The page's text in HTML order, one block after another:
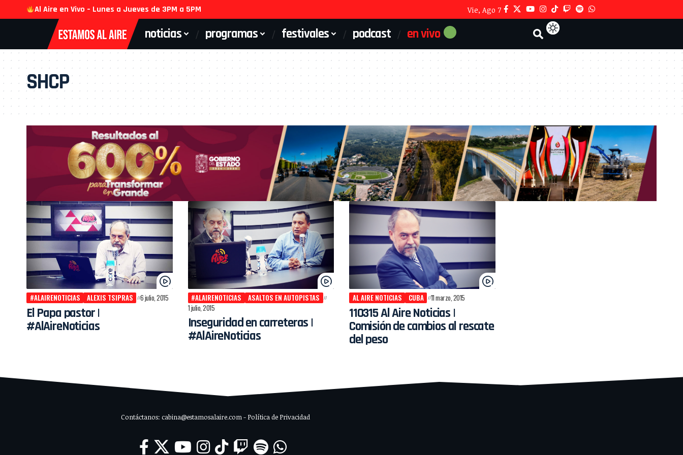
Al Aire en Vivo – Lunes a Jueves de 3PM a 5PM Vie, Ago 7
noticias programas festivales podcast en vivo
SHCP
#ALAIRENOTICIAS ALEXIS TSIPRAS 6 julio, 2015
El Papa pastor |
#AlAireNoticias
#ALAIRENOTICIAS
ASALTOS EN AUTOPISTAS
1 julio, 2015
Inseguridad en carreteras |
#AlAireNoticias
AL AIRE NOTICIAS CUBA 11 marzo, 2015
110315 Al Aire Noticias |
Comisión de cambios al rescate
del peso
Contáctanos: cabina@estamosalaire.com - Política de Privacidad